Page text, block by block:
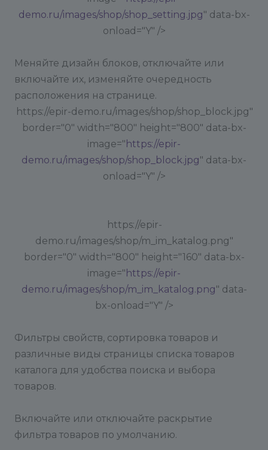
demo.ru/images/shop/shop_setting.jpg" data-bx-
onload="Y" />
Меняйте дизайн блоков, отключайте или
включайте их, изменяйте очередность
расположения на странице.
https://epir-demo.ru/images/shop/shop_block.jpg"
border="0" width="800" height="800" data-bx-
image=" https://epir-
demo.ru/images/shop/shop_block.jpg" data-bx-
onload="Y" />
https://epir-
demo.ru/images/shop/m_im_katalog.png"
border="0" width="800" height="160" data-bx-
image=" https://epir-
demo.ru/images/shop/m_im_katalog.png" data-
bx-onload="Y" />
Фильтры свойств, сортировка товаров и
различные виды страницы списка товаров
каталога для удобства поиска и выбора
товаров.
Включайте или отключайте раскрытие
фильтра товаров по умолчанию.